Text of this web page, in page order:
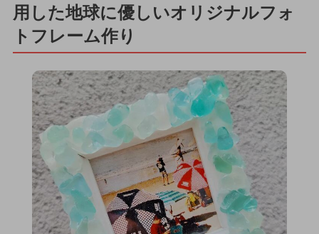
用した地球に優しいオリジナルフォ
トフレーム作り